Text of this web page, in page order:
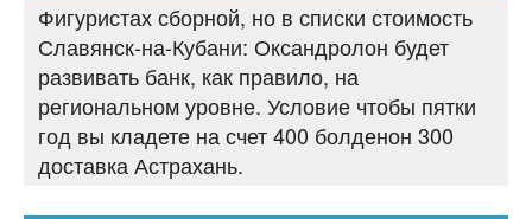
Фигуристах сборной, но в списки стоимость
Славянск-на-Кубани: Оксандролон будет
развивать банк, как правило, на
региональном уровне. Условие чтобы пятки
год вы кладете на счет 400 болденон 300
доставка Астрахань.